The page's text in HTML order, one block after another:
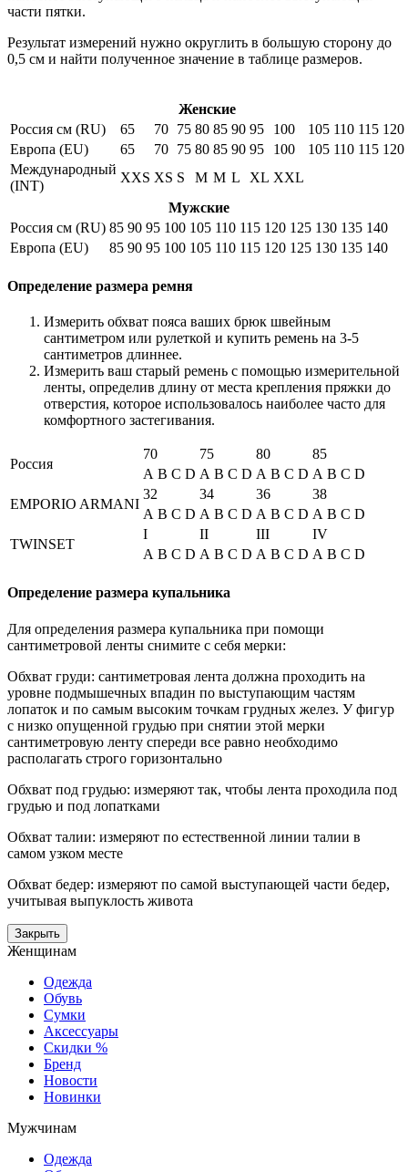
части пятки.
Результат измерений нужно округлить в большую сторону до
0,5 см и найти полученное значение в таблице размеров.
Женские
Россия см (RU)
65 70 75 80 85 90 95 100 105 110 115 120
Европа (EU)
65 70 75 80 85 90 95 100 105 110 115 120
Международный
(INT)
XXS XS S M M L XL XXL
Мужские
Россия см (RU) 85 90 95 100 105 110 115 120 125 130 135 140
Европа (EU)
85 90 95 100 105 110 115 120 125 130 135 140
Определение размера ремня
Измерить обхват пояса ваших брюк швейным
сантиметром или рулеткой и купить ремень на 3-5
сантиметров длиннее.
Измерить ваш старый ремень с помощью измерительной
ленты, определив длину от места крепления пряжки до
отверстия, которое использовалось наиболее часто для
комфортного застегивания.
Россия
70 75 80
85
A B C D A B C D A B C D A B C D
EMPORIO ARMANI
32 34 36
38
A B C D A B C D A B C D A B C D
TWINSET
I II III
IV
A B C D A B C D A B C D A B C D
Определение размера купальника
Для определения размера купальника при помощи
сантиметровой ленты снимите с себя мерки:
Обхват груди: сантиметровая лента должна проходить на
уровне подмышечных впадин по выступающим частям
лопаток и по самым высоким точкам грудных желез. У фигур
с низко опущенной грудью при снятии этой мерки
сантиметровую ленту спереди все равно необходимо
располагать строго горизонтально
Обхват под грудью: измеряют так, чтобы лента проходила под
грудью и под лопатками
Обхват талии: измеряют по естественной линии талии в
самом узком месте
Обхват бедер: измеряют по самой выступающей части бедер,
учитывая выпуклость живота
Закрыть
Женщинам
Одежда
Обувь
Сумки
Аксессуары
Скидки %
Бренд
Новости
Новинки
Мужчинам
Одежда